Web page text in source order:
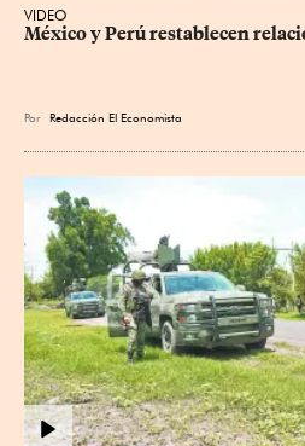
VIDEO
México y Perú restablecen
Por Redacción El Economista